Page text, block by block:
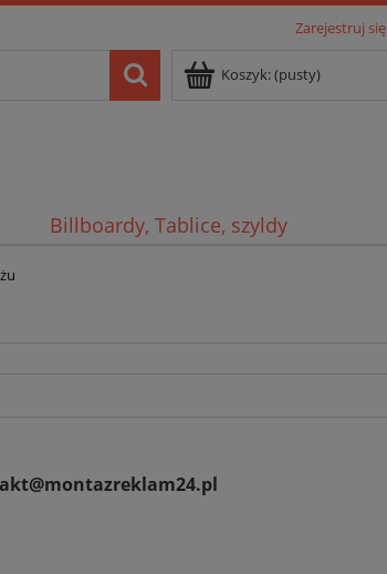
Zarejestruj się
Koszyk:(pusty)
Billboardy, Tablice, szyldy